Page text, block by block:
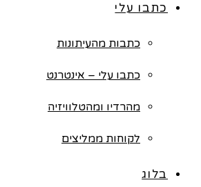
כתבו עלי
כתבות מהעיתונות
כתבו עלי – אינטרנט
מהרדיו ומהטלוויזיה
לקוחות ממליצים
בלוג